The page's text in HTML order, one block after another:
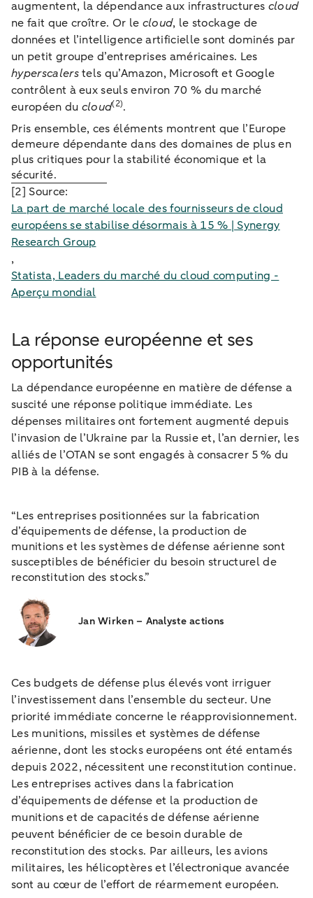
augmentent, la dépendance aux infrastructures cloud
ne fait que croître. Or le cloud, le stockage de
données et l’intelligence artificielle sont dominés par
un petit groupe d’entreprises américaines. Les
hyperscalerstels qu’Amazon, Microsoft et Google
contrôlent à eux seuls environ 70 % du marché
européen du cloud(2).
Pris ensemble, ces éléments montrent que l’Europe
demeure dépendante dans des domaines de plus en
plus critiques pour la stabilité économique et la
sécurité.
[2] Source:
La part de marché locale des fournisseurs de cloud
européens se stabilise désormais à 15 % | Synergy
Research Group
,
Statista, Leaders du marché du cloud computing -
Aperçu mondial
La réponse européenne et ses
opportunités
La dépendance européenne en matière de défense a
suscité une réponse politique immédiate. Les
dépenses militaires ont fortement augmenté depuis
l’invasion de l’Ukraine par la Russie et, l’an dernier, les
alliés de l’OTAN se sont engagés à consacrer 5 % du
PIB à la défense.
“Les entreprises positionnées sur la fabrication
d’équipements de défense, la production de
munitions et les systèmes de défense aérienne sont
susceptibles de bénéficier du besoin structurel de
reconstitution des stocks.”
Jan Wirken – Analyste actions
Ces budgets de défense plus élevés vont irriguer
l’investissement dans l’ensemble du secteur. Une
priorité immédiate concerne le réapprovisionnement.
Les munitions, missiles et systèmes de défense
aérienne, dont les stocks européens ont été entamés
depuis 2022, nécessitent une reconstitution continue.
Les entreprises actives dans la fabrication
d’équipements de défense et la production de
munitions et de capacités de défense aérienne
peuvent bénéficier de ce besoin durable de
reconstitution des stocks. Par ailleurs, les avions
militaires, les hélicoptères et l’électronique avancée
sont au cœur de l’effort de réarmement européen.